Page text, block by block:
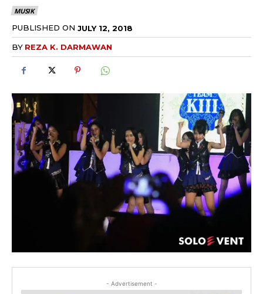
MUSIK
PUBLISHED ON JULY 12, 2018
BY REZA K. DARMAWAN
- Advertisement -